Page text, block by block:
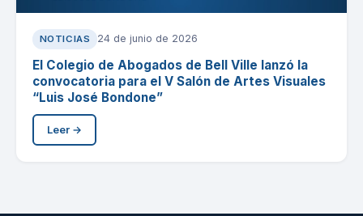
NOTICIAS 24 de junio de 2026
El Colegio de Abogados de Bell Ville lanzó la
convocatoria para el V Salón de Artes Visuales
“Luis José Bondone”
Leer →